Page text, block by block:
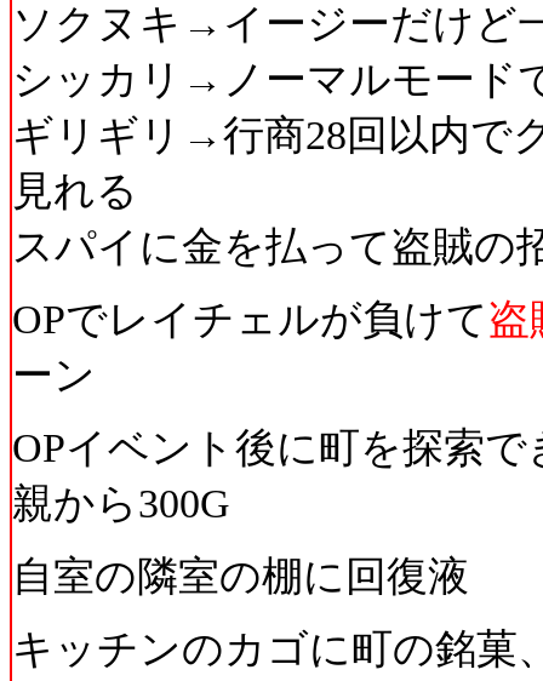
ソクヌキ→イージーだけど
シッカリ→ノーマルモード
ギリギリ→行商28回以内で
見れる
スパイに金を払って盗賊の
OPでレイチェルが負けて盗
ーン
OPイベント後に町を探索で
親から300G
自室の隣室の棚に回復液
キッチンのカゴに町の銘菓